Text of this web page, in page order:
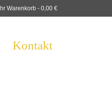
Ihr Warenkorb - 0,00 €
Kontakt